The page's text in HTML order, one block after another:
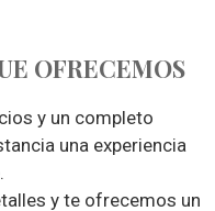
OFRECEMOS
y un completo
una experiencia
y te ofrecemos un